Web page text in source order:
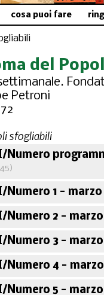
cosa puoi fare
del
Petroni
sfogliabili
Numero
Numero 1 - marzo
Numero 2 - marzo
Numero 3 - marzo
Numero 4 - marzo
Numero 5 - marzo
46 fascicoli